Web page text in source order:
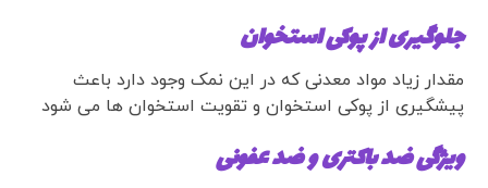
جلوگیری از پوکی استخوان
مقدار زیاد مواد معدنی که در این نمک وجود دارد باعث
پیشگیری از پوکی استخوان و تقویت استخوان ها می شود
ویژگی ضد باکتری و ضد عفونی